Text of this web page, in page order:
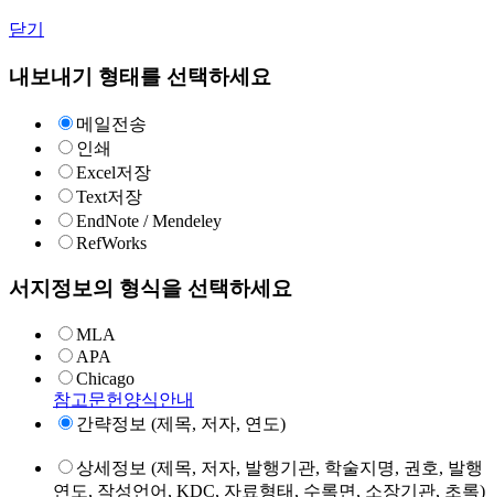
닫기
내보내기 형태를 선택하세요
메일전송
인쇄
Excel저장
Text저장
EndNote / Mendeley
RefWorks
서지정보의 형식을 선택하세요
MLA
APA
Chicago
참고문헌양식안내
간략정보 (제목, 저자, 연도)
상세정보 (제목, 저자, 발행기관, 학술지명, 권호, 발행
연도, 작성언어, KDC, 자료형태, 수록면, 소장기관, 초록)